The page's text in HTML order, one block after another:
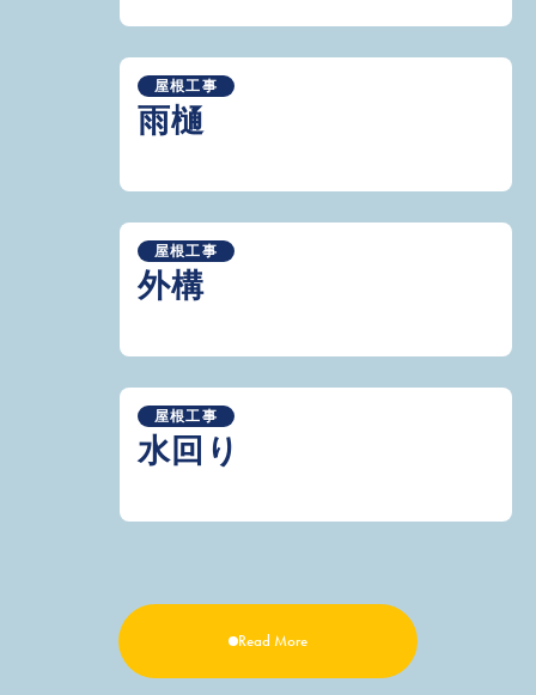
屋根工事
雨樋
屋根工事
外構
屋根工事
水回り
Read More